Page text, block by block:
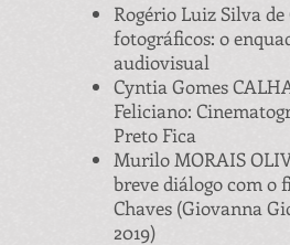
Rogério Luiz Silva
fotográficos: o
audiovisual
Cyntia Gomes
Feliciano:
Preto Fica
Murilo MORAIS
breve diálogo com o
Chaves (Giovanna
2019)